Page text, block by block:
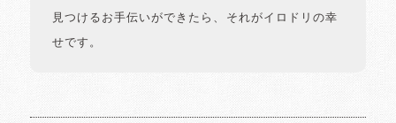
見つけるお手伝いができたら、それがイロドリの幸
せです。